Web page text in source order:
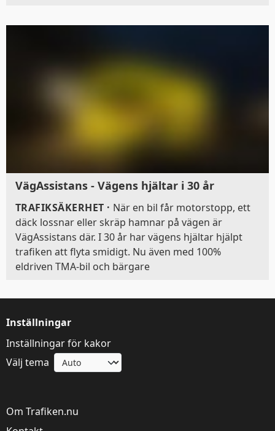
VägAssistans - Vägens hjältar i 30 år
TRAFIKSÄKERHET · När en bil får motorstopp, ett
däck lossnar eller skräp hamnar på vägen är
VägAssistans där. I 30 år har vägens hjältar hjälpt
trafiken att flyta smidigt. Nu även med 100%
eldriven TMA-bil och bärgare
Om Trafiken.nu
Inställningar
Inställningar för kakor
Välj tema